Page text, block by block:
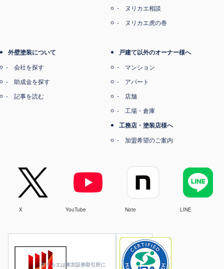
ヌリカエは東京証券取引所に
ヌリカエ相談
ヌリカエ虎の巻
外壁塗装について
会社を探す
助成金を探す
記事を読む
戸建て以外のオーナー様へ
マンション
アパート
店舗
工場・倉庫
工務店・塗装店様へ
加盟希望のご案内
X YouTube Note LINE